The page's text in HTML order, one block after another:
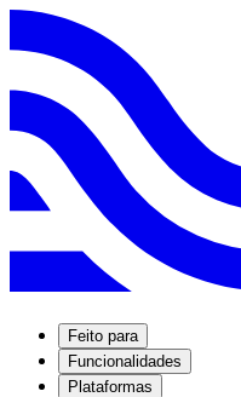
Feito para
Funcionalidades
Plataformas